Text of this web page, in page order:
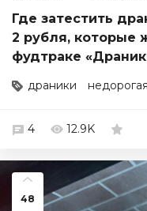
Где затестить
2 рубля, которые
фудтраке
драники
4 12.9K
48